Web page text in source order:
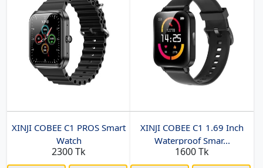
XINJI COBEE C1 PROS Smart
Watch
2300 Tk
XINJI COBEE C1 1.69 Inch
Waterproof Smar...
1600 Tk